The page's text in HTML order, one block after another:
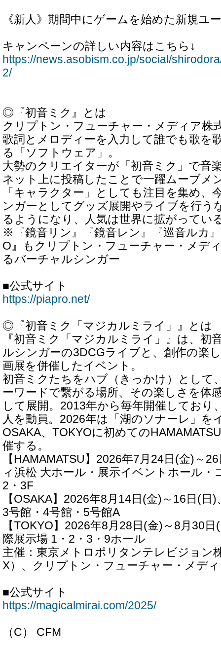
《新人》期間中にゲームを始めた新規ユ
キャンペーンの詳しい内容はこちら↓
https://news.asobism.co.jp/social/
2/
◎『初音ミク』とは
クリプトン・フューチャー・メディア株
歌詞とメロディーを入力して誰でも歌を
る「ソフトウェア」。
大勢のクリエイターが「初音ミク」で音
ネット上に投稿したことで一躍ムーブメ
「キャラクター」としても注目を集め、
ンガーとしてグッズ展開やライブを行う
るようになり、人気は世界に拡がってい
※『鏡音リン』『鏡音レン』『巡音ルカ
O』もクリプトン・フューチャー・メデ
るバーチャルシンガー
■公式サイト
https://piapro.net/
◎『初音ミク「マジカルミライ」』とは
『初音ミク「マジカルミライ」』は、初
ルシンガーの3DCGライブと、創作の楽
画展を併催したイベント。
初音ミクたちをハブ（きっかけ）として
ーワードで繋がる場所、その楽しさを体
して展開。2013年から毎年開催しており
人を動員。2026年は「湖のソナーレ」を
OSAKA、TOKYOに初めての
催する。
【HAMAMATSU】2026年7月24日(金)～
ィ浜松 大ホール・展示イベントホール・
2・3F
【OSAKA】2026年8月14日(金)～16日(
3号館・4号館・5号館A
【TOKYO】2026年8月28日(金)～8月30
際展示場 1・2・3・9ホール
主催：東京メトロポリタンテレビジョン
X）、クリプトン・フューチャー・メデ
■公式サイト
https://magicalmirai.com/2025/
（C） CFM